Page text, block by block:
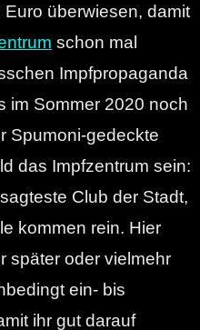
überwiesen, damit
schon mal
Impfpropaganda
im Sommer 2020 noch
Spumoni-gedeckte
das Impfzentrum sein:
Club der Stadt,
kommen rein. Hier
später oder vielmehr
ein- bis
ihr gut darauf